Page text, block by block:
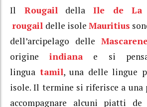
Il Rougaildella Ile de La
rougail delle isoleMauritius
dell’arcipelago delle
origineindiana e si
lingua tamil, una delle lingue
isole. Il termine si riferisce a una
accompagnare alcuni piatti de